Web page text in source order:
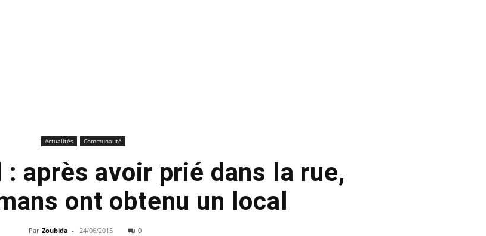
Actualités Communauté
après avoir prié dans la rue,
ont obtenu un local
Par Zoubida - 24/06/2015 0